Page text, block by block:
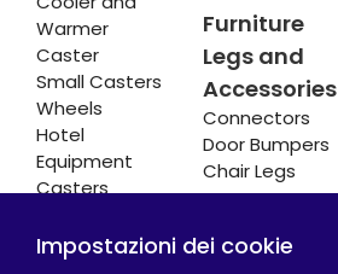
Warmer
Caster
Small Casters
Wheels
Hotel
Equipment
Casters
Furniture
Legs and
Accessories
Connectors
Door Bumpers
Chair Legs
Impostazioni dei cookie